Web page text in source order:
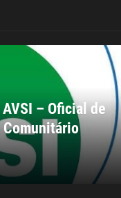
– Oficial de
Comunitário